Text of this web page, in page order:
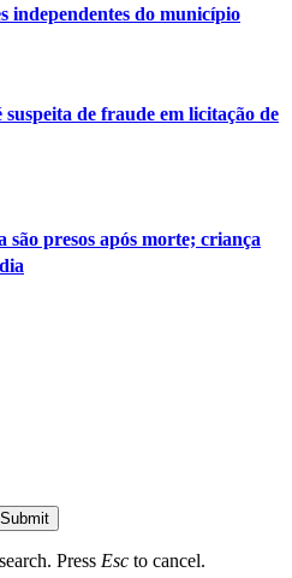
independentes do município
suspeita de fraude em licitação de
são presos após morte; criança
Submit
Press Esc to cancel.